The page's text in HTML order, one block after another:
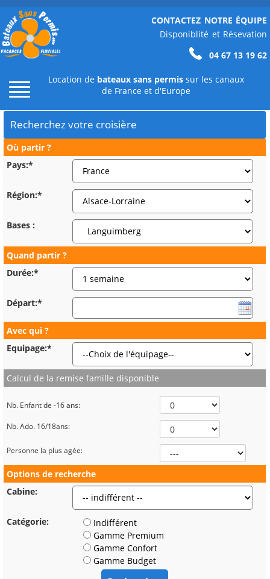
CONTACTEZ NOTRE ÉQUIPE
Disponiblité et Résevation
04 67 13 19 62
Location de bateaux sans permis sur les canaux
de France et d'Europe
Recherchez votre croisière
Où partir ?
Pays:*
Région:*
Bases :
Quand partir ?
Durée:*
Départ:*
Avec qui ?
Equipage:*
Calcul de la remise famille disponible
Nb. Enfant de -16 ans:
Nb. Ado. 16/18ans:
Personne la plus agée:
Options de recherche
Cabine:
Catégorie:
Indifférent
Gamme Premium
Gamme Confort
Gamme Budget